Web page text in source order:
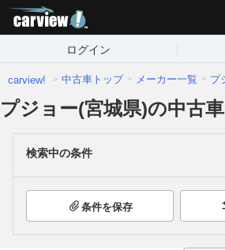
ログイン
carview! 中古車トップ メーカー一覧 プ
プジョー(宮城県)の中古車
検索中の条件
条件を保存